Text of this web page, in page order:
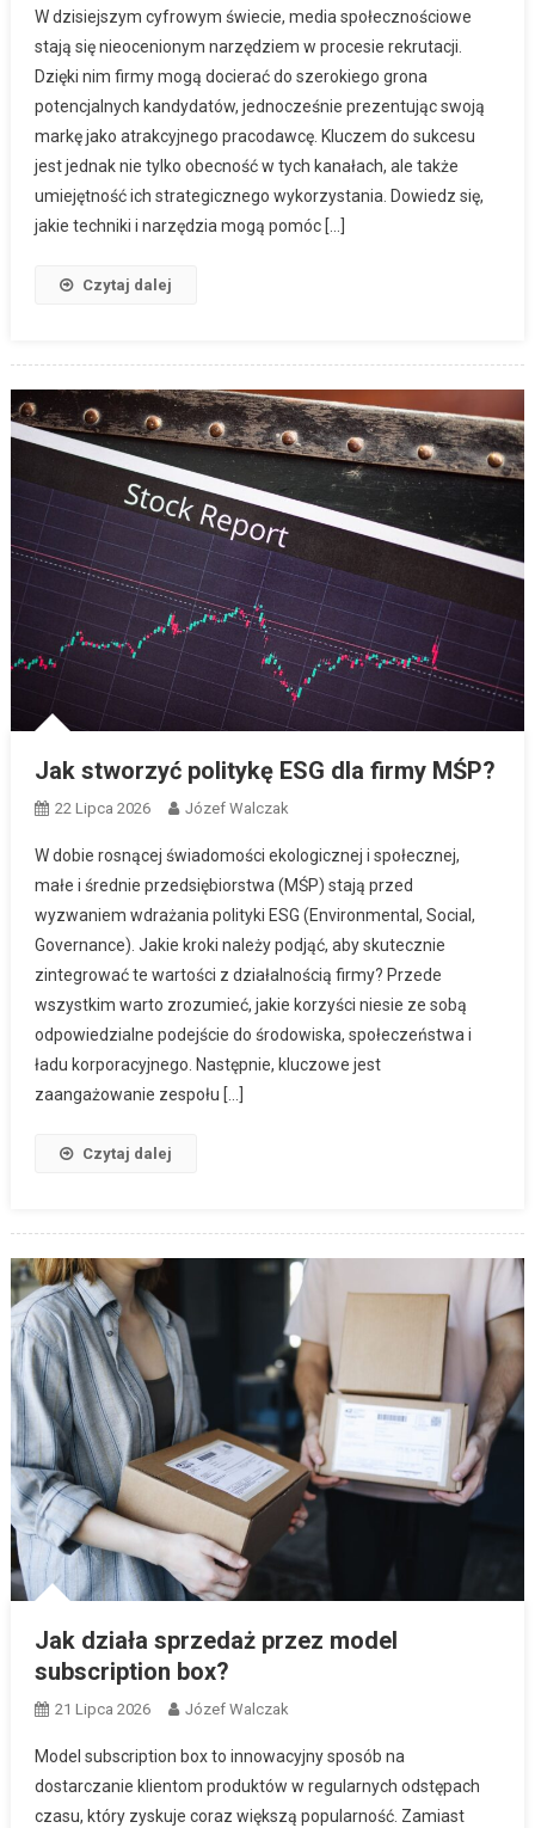
W dzisiejszym cyfrowym świecie, media społecznościowe
stają się nieocenionym narzędziem w procesie rekrutacji.
Dzięki nim firmy mogą docierać do szerokiego grona
potencjalnych kandydatów, jednocześnie prezentując swoją
markę jako atrakcyjnego pracodawcę. Kluczem do sukcesu
jest jednak nie tylko obecność w tych kanałach, ale także
umiejętność ich strategicznego wykorzystania. Dowiedz się,
jakie techniki i narzędzia mogą pomóc […]
Czytaj dalej
Jak stworzyć politykę ESG dla firmy MŚP?
22 Lipca 2026 Józef Walczak
W dobie rosnącej świadomości ekologicznej i społecznej,
małe i średnie przedsiębiorstwa (MŚP) stają przed
wyzwaniem wdrażania polityki ESG (Environmental, Social,
Governance). Jakie kroki należy podjąć, aby skutecznie
zintegrować te wartości z działalnością firmy? Przede
wszystkim warto zrozumieć, jakie korzyści niesie ze sobą
odpowiedzialne podejście do środowiska, społeczeństwa i
ładu korporacyjnego. Następnie, kluczowe jest
zaangażowanie zespołu […]
Czytaj dalej
Jak działa sprzedaż przez model
subscription box?
21 Lipca 2026 Józef Walczak
Model subscription box to innowacyjny sposób na
dostarczanie klientom produktów w regularnych odstępach
czasu, który zyskuje coraz większą popularność. Zamiast